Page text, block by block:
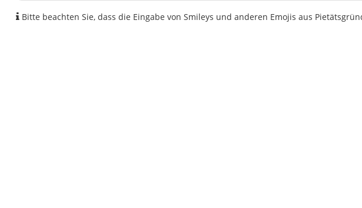
Bitte beachten Sie, dass die Eingabe von Smileys und anderen Emojis aus